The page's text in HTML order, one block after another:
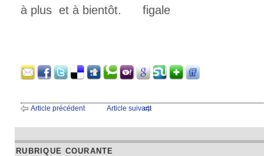
à plus et à bientôt. figale
Article précédent Article suivant
RUBRIQUE COURANTE